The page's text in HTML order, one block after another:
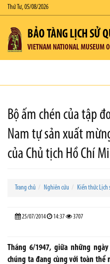
Thứ Tư, 05/08/2026
BẢO TÀNG LỊCH SỬ
VIETNAM NATIONAL MUSEUM
Bộ ấm chén của tập
Nam tự sản xuất
của Chủ tịch Hồ Chí
Trang chủ Nghiên cứu Kiến thức Lịch
25/07/2014 14:37 3707
Tháng 6/1947, giữa những
chúng ta đang cùng với toàn thể